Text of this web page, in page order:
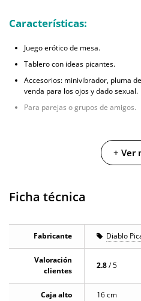
Características:
Juego erótico de mesa.
Tablero con ideas picantes.
Accesorios: minivibrador, pluma
venda para los ojos y dado sexual.
Para parejas o grupos de amigos.
+ Ver
Ficha técnica
Fabricante Diablo
Valoración
clientes
2.8/ 5
Caja alto 16 cm